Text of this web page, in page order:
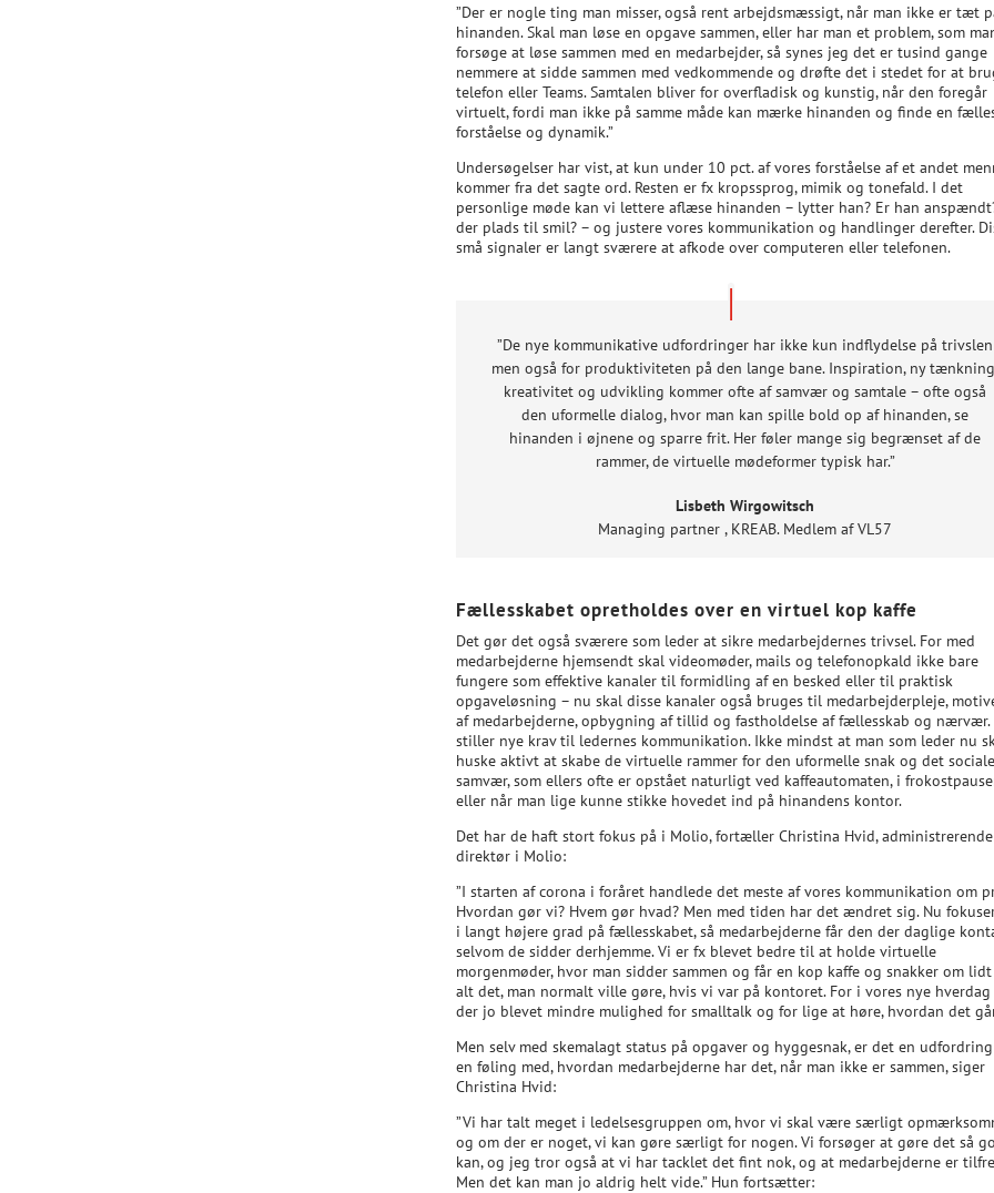
”Der er nogle ting man misser, også rent arbejdsmæssigt, når man ikke er tæt
hinanden. Skal man løse en opgave sammen, eller har man et problem, som
forsøge at løse sammen med en medarbejder, så synes jeg det er tusind gange
nemmere at sidde sammen med vedkommende og drøfte det i stedet for at
telefon eller Teams. Samtalen bliver for overfladisk og kunstig, når den foregår
virtuelt, fordi man ikke på samme måde kan mærke hinanden og finde en
forståelse og dynamik.”
Undersøgelser har vist, at kun under 10 pct. af vores forståelse af et andet
kommer fra det sagte ord. Resten er fx kropssprog, mimik og tonefald. I det
personlige møde kan vi lettere aflæse hinanden – lytter han? Er han
der plads til smil? – og justere vores kommunikation og handlinger derefter.
små signaler er langt sværere at afkode over computeren eller telefonen.
”De nye kommunikative udfordringer har ikke kun indflydelse på trivslen
men også for produktiviteten på den lange bane. Inspiration, ny
kreativitet og udvikling kommer ofte af samvær og samtale – ofte også
den uformelle dialog, hvor man kan spille bold op af hinanden, se
hinanden i øjnene og sparre frit. Her føler mange sig begrænset af de
rammer, de virtuelle mødeformer typisk har.”
Lisbeth Wirgowitsch
Managing partner, KREAB. Medlem af VL57
Fællesskabet opretholdes over en virtuel kop kaffe
Det gør det også sværere som leder at sikre medarbejdernes trivsel. For med
medarbejderne hjemsendt skal videomøder, mails og telefonopkald ikke bare
fungere som effektive kanaler til formidling af en besked eller til praktisk
opgaveløsning – nu skal disse kanaler også bruges til medarbejderpleje,
af medarbejderne, opbygning af tillid og fastholdelse af fællesskab og nærvær.
stiller nye krav til ledernes kommunikation. Ikke mindst at man som leder nu
huske aktivt at skabe de virtuelle rammer for den uformelle snak og det sociale
samvær, som ellers ofte er opstået naturligt ved kaffeautomaten, i
eller når man lige kunne stikke hovedet ind på hinandens kontor.
Det har de haft stort fokus på i Molio, fortæller Christina Hvid, administrerende
direktør i Molio:
”I starten af corona i foråret handlede det meste af vores kommunikation om
Hvordan gør vi? Hvem gør hvad? Men med tiden har det ændret sig. Nu
i langt højere grad på fællesskabet, så medarbejderne får den der daglige
selvom de sidder derhjemme. Vi er fx blevet bedre til at holde virtuelle
morgenmøder, hvor man sidder sammen og får en kop kaffe og snakker om
alt det, man normalt ville gøre, hvis vi var på kontoret. For i vores nye hverdag
der jo blevet mindre mulighed for smalltalk og for lige at høre, hvordan det
Men selv med skemalagt status på opgaver og hyggesnak, er det en
en føling med, hvordan medarbejderne har det, når man ikke er sammen, siger
Christina Hvid:
”Vi har talt meget i ledelsesgruppen om, hvor vi skal være særligt
og om der er noget, vi kan gøre særligt for nogen. Vi forsøger at gøre det så
kan, og jeg tror også at vi har tacklet det fint nok, og at medarbejderne er
Men det kan man jo aldrig helt vide.” Hun fortsætter: